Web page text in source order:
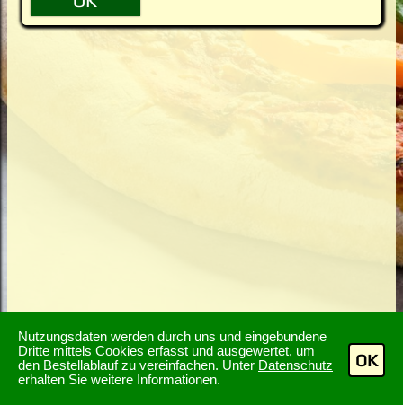
Nutzungsdaten werden durch uns und eingebundene
Dritte mittels Cookies erfasst und ausgewertet, um
den Bestellablauf zu vereinfachen. Unter Datenschutz
erhalten Sie weitere Informationen.
OK